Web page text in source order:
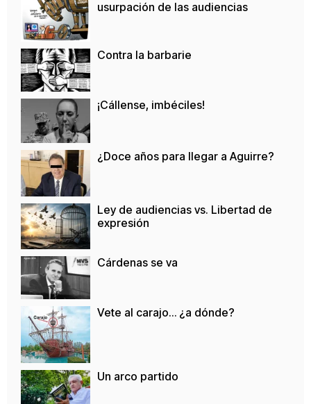
usurpación de las audiencias
Contra la barbarie
¡Cállense, imbéciles!
¿Doce años para llegar a Aguirre?
Ley de audiencias vs. Libertad de
expresión
Cárdenas se va
Vete al carajo… ¿a dónde?
Un arco partido